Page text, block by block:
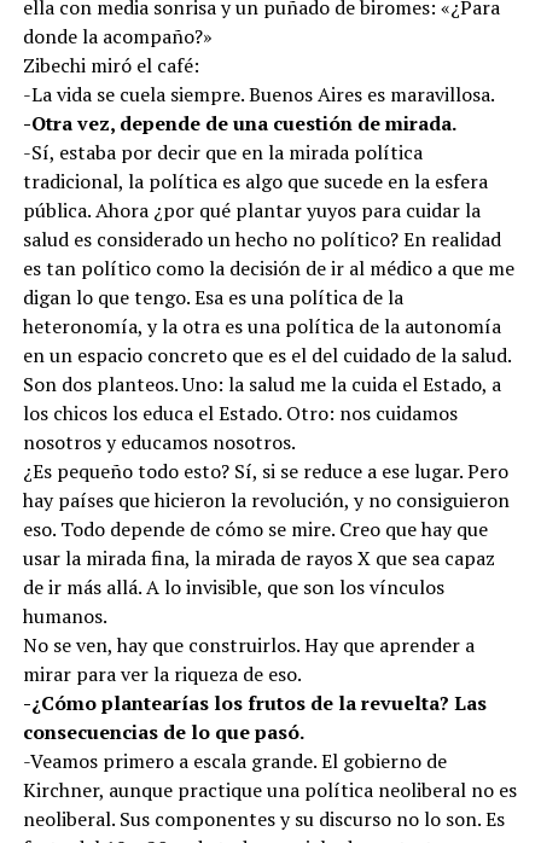
ella con media sonrisa y un puñado de biromes: «¿Para
donde la acompaño?»
Zibechi miró el café:
-La vida se cuela siempre. Buenos Aires es maravillosa.
-Otra vez, depende de una cuestión de mirada.
-Sí, estaba por decir que en la mirada política
tradicional, la política es algo que sucede en la esfera
pública. Ahora ¿por qué plantar yuyos para cuidar la
salud es considerado un hecho no político? En realidad
es tan político como la decisión de ir al médico a que me
digan lo que tengo. Esa es una política de la
heteronomía, y la otra es una política de la autonomía
en un espacio concreto que es el del cuidado de la salud.
Son dos planteos. Uno: la salud me la cuida el Estado, a
los chicos los educa el Estado. Otro: nos cuidamos
nosotros y educamos nosotros.
¿Es pequeño todo esto? Sí, si se reduce a ese lugar. Pero
hay países que hicieron la revolución, y no consiguieron
eso. Todo depende de cómo se mire. Creo que hay que
usar la mirada fina, la mirada de rayos X que sea capaz
de ir más allá. A lo invisible, que son los vínculos
humanos.
No se ven, hay que construirlos. Hay que aprender a
mirar para ver la riqueza de eso.
-¿Cómo plantearías los frutos de la revuelta? Las
consecuencias de lo que pasó.
-Veamos primero a escala grande. El gobierno de
Kirchner, aunque practique una política neoliberal no es
neoliberal. Sus componentes y su discurso no lo son. Es